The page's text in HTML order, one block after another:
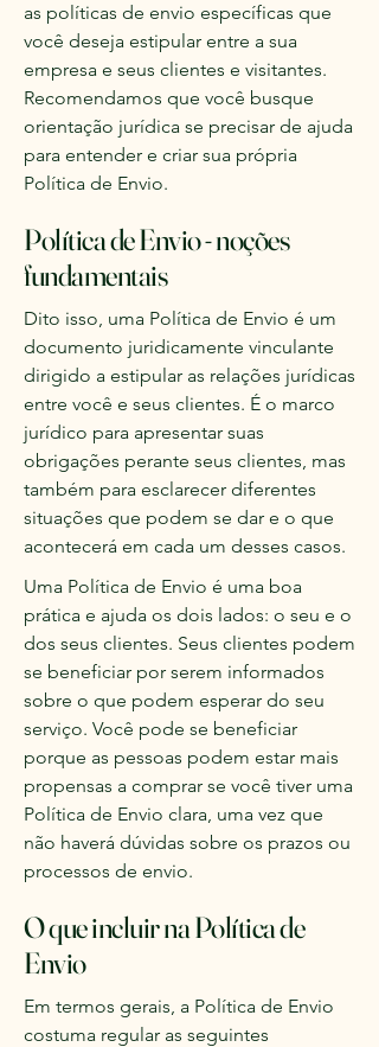
as políticas de envio específicas que
você deseja estipular entre a sua
empresa e seus clientes e visitantes.
Recomendamos que você busque
orientação jurídica se precisar de ajuda
para entender e criar sua própria
Política de Envio.
Política de Envio - noções
fundamentais
Dito isso, uma Política de Envio é um
documento juridicamente vinculante
dirigido a estipular as relações jurídicas
entre você e seus clientes. É o marco
jurídico para apresentar suas
obrigações perante seus clientes, mas
também para esclarecer diferentes
situações que podem se dar e o que
acontecerá em cada um desses casos.
Uma Política de Envio é uma boa
prática e ajuda os dois lados: o seu e o
dos seus clientes. Seus clientes podem
se beneficiar por serem informados
sobre o que podem esperar do seu
serviço. Você pode se beneficiar
porque as pessoas podem estar mais
propensas a comprar se você tiver uma
Política de Envio clara, uma vez que
não haverá dúvidas sobre os prazos ou
processos de envio.
O que incluir na Política de
Envio
Em termos gerais, a Política de Envio
costuma regular as seguintes